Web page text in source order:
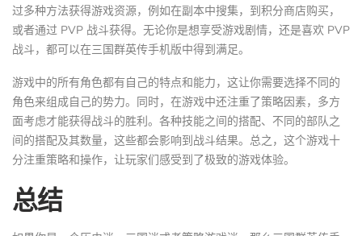
过多种方法获得游戏资源，例如在副本中搜集，到积分商店购买，
或者通过 PVP 战斗获得。无论你是想享受游戏剧情，还是喜欢 PVP
战斗，都可以在三国群英传手机版中得到满足。
游戏中的所有角色都有自己的特点和能力，这让你需要选择不同的
角色来组成自己的势力。同时，在游戏中还注重了策略因素，多方
面考虑才能获得战斗的胜利。各种技能之间的搭配、不同的部队之
间的搭配及其数量，这些都会影响到战斗结果。总之，这个游戏十
分注重策略和操作，让玩家们感受到了极致的游戏体验。
总结